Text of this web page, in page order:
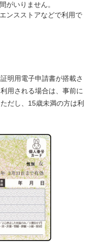
がいりません。
ンスストアなどで利用で
明用電子申請書が搭載さ
用される場合は、事前に
だし、15歳未満の方は利